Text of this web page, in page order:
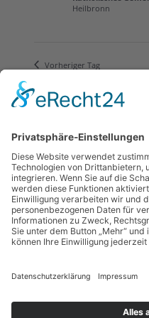
Heilbronn
Vorheriger Tag
Kalender